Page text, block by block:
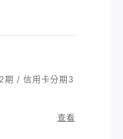
/ 信用卡分期3
查看